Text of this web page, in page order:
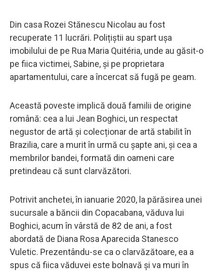
Din casa Rozei Stănescu Nicolau au fost
recuperate 11 lucrări. Polițiștii au spart ușa
imobilului de pe Rua Maria Quitéria, unde au găsit-o
pe fiica victimei, Sabine, și pe proprietara
apartamentului, care a încercat să fugă pe geam.
Această poveste implică două familii de origine
română: cea a lui Jean Boghici, un respectat
negustor de artă și colecționar de artă stabilit în
Brazilia, care a murit în urmă cu șapte ani, și cea a
membrilor bandei, formată din oameni care
pretindeau că sunt clarvăzători.
Potrivit anchetei, în ianuarie 2020, la părăsirea unei
sucursale a băncii din Copacabana, văduva lui
Boghici, acum în vârstă de 82 de ani, a fost
abordată de Diana Rosa Aparecida Stanesco
Vuletic. Prezentându-se ca o clarvăzătoare, ea a
spus că fiica văduvei este bolnavă și va muri în